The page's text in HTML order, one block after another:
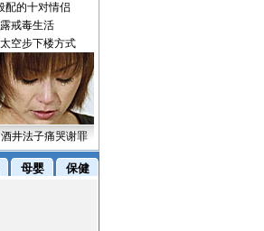
配的十对情侣
戒毒生活
空步下楼方式
酒井法子痛哭谢罪